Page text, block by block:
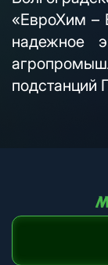
«ЕвроХим –
надежное
подстанций